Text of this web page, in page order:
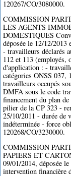
120267/CO/3080000.
COMMISSION
LES AGENTS
DOMESTIQUES
déposée le 12/12/
- travailleurs déclarés
112 et 113 (employés,
d'application : -
catégories ONSS 037,
travailleurs occupés
DMFA sous le code
financement du plan
pilier de la CP 323 -
25/10/2011 - durée de
indéterminée - force
120268/CO/3230000.
COMMISSION
PAPIERS ET
09/01/2014, déposée
intervention financière